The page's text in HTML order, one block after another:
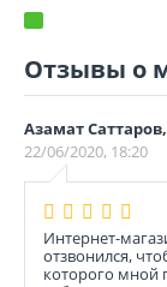
Отзывы о
Азамат
22/06/2020, 18:20
Интернет-
отзвонился,
которого мной